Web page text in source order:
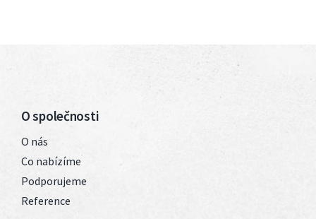
O společnosti
O nás
Co nabízíme
Podporujeme
Reference